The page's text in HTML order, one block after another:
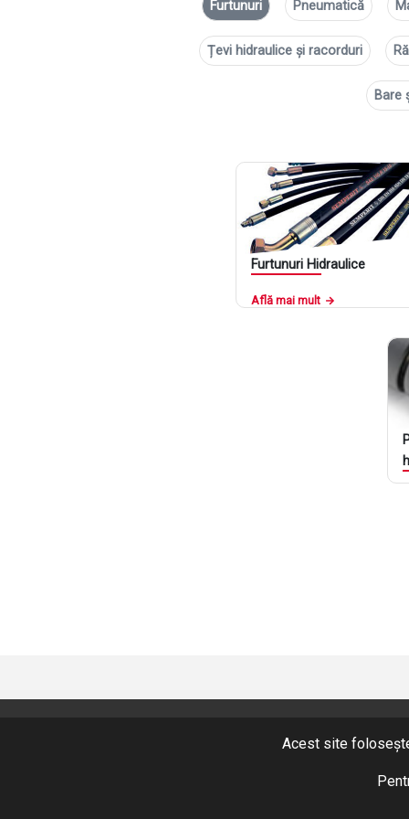
Furtunuri Pneumatică
Țevi hidraulice și racorduri
Bare
Furtunuri Hidraulice
Află mai mult
Acest site
CONTACT